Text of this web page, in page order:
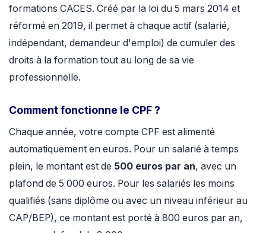
formations CACES. Créé par la loi du 5 mars 2014 et
réformé en 2019, il permet à chaque actif (salarié,
indépendant, demandeur d'emploi) de cumuler des
droits à la formation tout au long de sa vie
professionnelle.
Comment fonctionne le CPF ?
Chaque année, votre compte CPF est alimenté
automatiquement en euros. Pour un salarié à temps
plein, le montant est de 500 euros par an, avec un
plafond de 5 000 euros. Pour les salariés les moins
qualifiés (sans diplôme ou avec un niveau inférieur au
CAP/BEP), ce montant est porté à 800 euros par an,